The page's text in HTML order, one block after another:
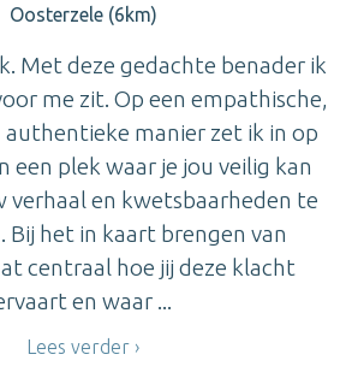
Oosterzele (6km)
Met deze gedachte benader ik
me zit. Op een empathische,
authentieke manier zet ik in op
een plek waar je jou veilig kan
verhaal en kwetsbaarheden te
Bij het in kaart brengen van
centraal hoe jij deze klacht
en waar ...
Lees verder